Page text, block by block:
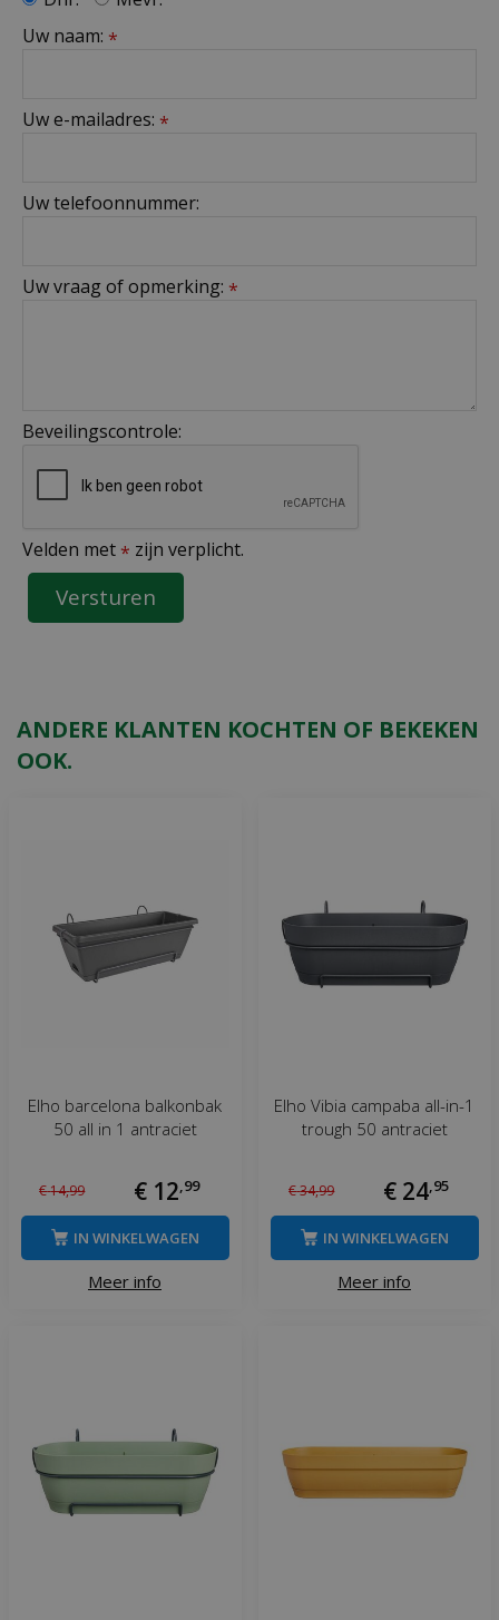
Uw naam: *
Uw e-mailadres: *
Uw telefoonnummer:
Uw vraag of opmerking: *
Beveilingscontrole:
Velden met * zijn verplicht.
ANDERE KLANTEN KOCHTEN OF BEKEKEN
OOK.
Elho barcelona balkonbak
50 all in 1 antraciet
€14,99 € 12,99
Meer info
IN WINKELWAGEN
Elho Vibia campaba all-in-1
trough 50 antraciet
€34,99 € 24,95
Meer info
IN WINKELWAGEN